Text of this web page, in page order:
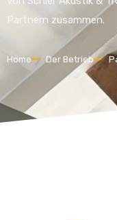
Partnern zusammen.
Home Der Betrieb